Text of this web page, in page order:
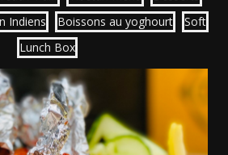
Indiens
Boissons au yoghourt
Soft
Lunch Box